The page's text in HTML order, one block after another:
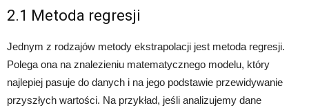
2.1 Metoda regresji
Jednym z rodzajów metody ekstrapolacji jest metoda regresji.
Polega ona na znalezieniu matematycznego modelu, który
najlepiej pasuje do danych i na jego podstawie przewidywanie
przyszłych wartości. Na przykład, jeśli analizujemy dane